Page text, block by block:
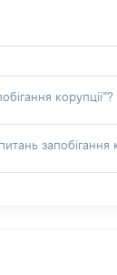
корупції”?
запобігання